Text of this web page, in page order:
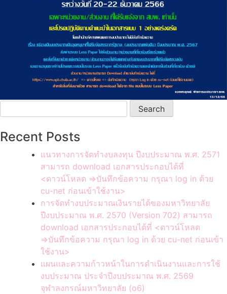
for:
Recent Posts
แนวทางการจัดทำงบลงทุน ปีงบประมาณ พ.ศ. 2571
สามารถ download เอกสารประกอบได้ที่
<ดาวน์โหลด =>บันทึกข้อความ กรุณา log in ด้วย
cu-net ก่อนเข้าใช้งาน>
การจัดทำงบประมาณเงินรายได้ของมหาวิทยาลัย
ปีงบประมาณ พ.ศ. 2570 (Version 702) สามารถ
download เอกสารประกอบได้ที่ <ดาวน์โหลด
=>บันทึกข้อความ กรุณา log in ด้วย cu-net ก่อนเข้า
ใช้งาน>
แผนและความก้าวหน้าในการดำเนินงานและการใช้
งบประมาณ ประจำปีงบประมาณ พ.ศ. 2569
จุฬาลงกรณ์มหาวิทยาลัย (o6)